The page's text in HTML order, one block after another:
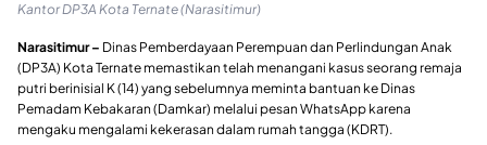
Kantor DP3A Kota Ternate (Narasitimur)
Narasitimur – Dinas Pemberdayaan Perempuan dan Perlindungan Anak
(DP3A) Kota Ternate memastikan telah menangani kasus seorang remaja
putri berinisial K (14) yang sebelumnya meminta bantuan ke Dinas
Pemadam Kebakaran (Damkar) melalui pesan WhatsApp karena
mengaku mengalami kekerasan dalam rumah tangga (KDRT).